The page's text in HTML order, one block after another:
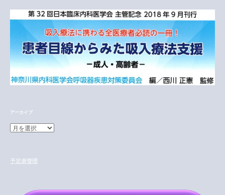
アーカイブ
ア
ブ
予定表管理